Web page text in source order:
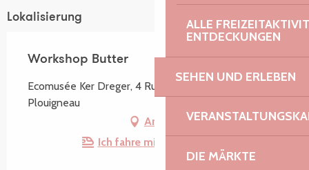
ALLE
ENTDECKUNGEN
SEHEN UND ERLEBEN
DIE MÄRKTE
Lokalisierung
Workshop Butter
Ecomusée Ker Dreger, 4 Rue du 9 Août, 29610
Plouigneau
Anfahrt
Ich fahre mit dem Zug hin!